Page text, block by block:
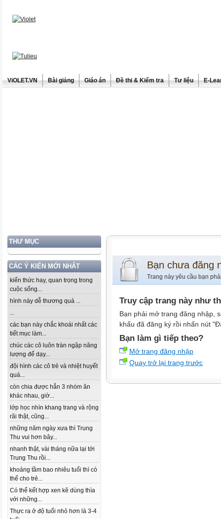
ViOLET.VN Bài giảng Giáo án Đề thi & Kiểm tra Tư liệu E-
THƯ MỤC
CÁC Ý KIẾN MỚI NHẤT
kiến thức hay, quan trọng trong
cuộc sống...
hình này dễ thương quá ...
...
các bạn này chắc khoái nhất các
tiết mục làm...
chúc các cô luôn tràn ngập năng
lượng để dạy...
đội hình các cô trẻ và nhiệt huyết
quá...
còn chia được hẳn 3 nhóm ăn
khác nhau, giờ...
lớp học nhìn khang trang và rộng
rãi thật, cũng...
những năm ngày xưa thì Trung
Thu vui hơn bây...
nhanh thật, vài tháng nữa lại tới
Trung Thu rồi...
khoảng tầm bao nhiêu tuổi thì có
thể cho trẻ...
Có thể kết hợp xen kẽ dùng thìa
với những...
Thực ra ở độ tuổi nhỏ hơn là 3-4
Bạn chưa đăng
Trang này yêu cầu bạn
Truy cập trang này như
Bạn phải mở trang đăng nhập,
khẩu đã đăng ký rồi nhấn nút
Bạn làm gì tiếp theo?
Mở trang đăng nhập
Quay trở lại trang trước